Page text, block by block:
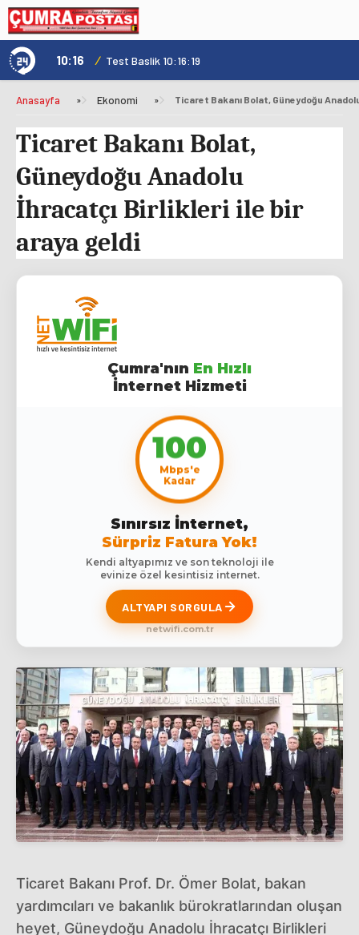
10:16 / Test Baslik 10:16:19
Anasayfa » Ekonomi »
Ticaret Bakanı Bolat,
Güneydoğu Anadolu
İhracatçı Birlikleri ile bir
araya geldi
Çumra'nın En Hızlı
İnternet Hizmeti
100
Mbps'e
Kadar
Sınırsız İnternet,
Sürpriz Fatura Yok!
Kendi altyapımız ve son teknoloji ile
evinize özel kesintisiz internet.
ALTYAPI SORGULA
netwifi.com.tr
Ticaret Bakanı Prof. Dr. Ömer Bolat, bakan
yardımcıları ve bakanlık bürokratlarından oluşan
heyet, Güneydoğu Anadolu İhracatçı Birlikleri